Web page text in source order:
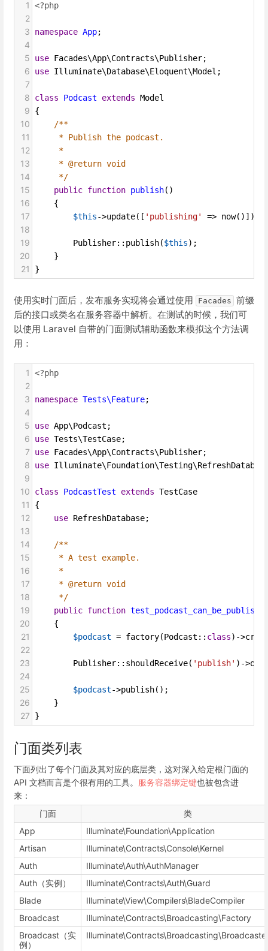
1 <?php
2
3
namespace App;
4
5
use Facades\App\Contracts\Publisher;
6 use Illuminate\Database\Eloquent\Model ;
7
8
class Podcast extends Model
9 {
10 /**
11 * Publish the podcast.
12 *
13 * @return void
14 */
15 public function publish()
16
    {
17 $this->update([ 'publishing' => now()]);
18
19
Publisher:: publish($this);
20
    }
21 }
使用实时门面后，发布服务实现将会通过使用 Facades 前缀
后的接口或类名在服务容器中解析。在测试的时候，我们可
以使用 Laravel 自带的门面测试辅助函数来模拟这个方法调
用：
1 <?php
2
3
namespace Tests\Feature;
4
5
use App\Podcast ;
6 use Tests\TestCase;
7 use Facades\App\Contracts\Publisher;
8 use
9
10
class PodcastTest extends TestCase
11 {
12 use RefreshDatabase;
13
14
/**
15 * A test example.
16 *
17 * @return void
18 */
19 public function
20
    {
21 $podcast = factory(Podcast :: class) ->
22
23
Publisher:: shouldReceive( 'publish' ) ->
24
25
$podcast->publish();
26
    }
27 }
门面类列表
下面列出了每个门面及其对应的底层类，这对深入给定根门面的
API 文档而言是个很有用的工具。 服务容器绑定键也被包含进
来：
门面
类
App
Illuminate\Foundation\Application
Artisan
Illuminate\Contracts\Console\Kernel
Auth
Illuminate\Auth\AuthManager
Auth（实例）
Illuminate\Contracts\Auth\Guard
Blade
Illuminate\View\Compilers\BladeCompiler
Broadcast
Illuminate\Contracts\Broadcasting\Factory
Broadcast（实
例）